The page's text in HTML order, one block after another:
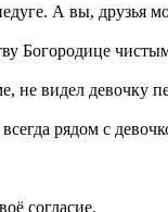
А вы, друзья
Богородице
не видел девочку
рядом с
согласие.